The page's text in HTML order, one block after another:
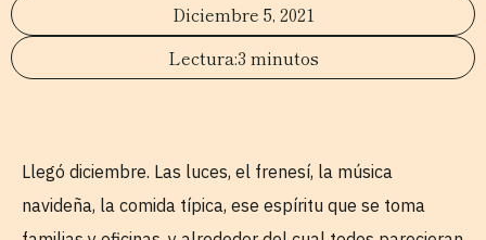
Diciembre 5, 2021
3 minutos
Llegó diciembre. Las luces, el frenesí, la música
navideña, la comida típica, ese espíritu que se toma